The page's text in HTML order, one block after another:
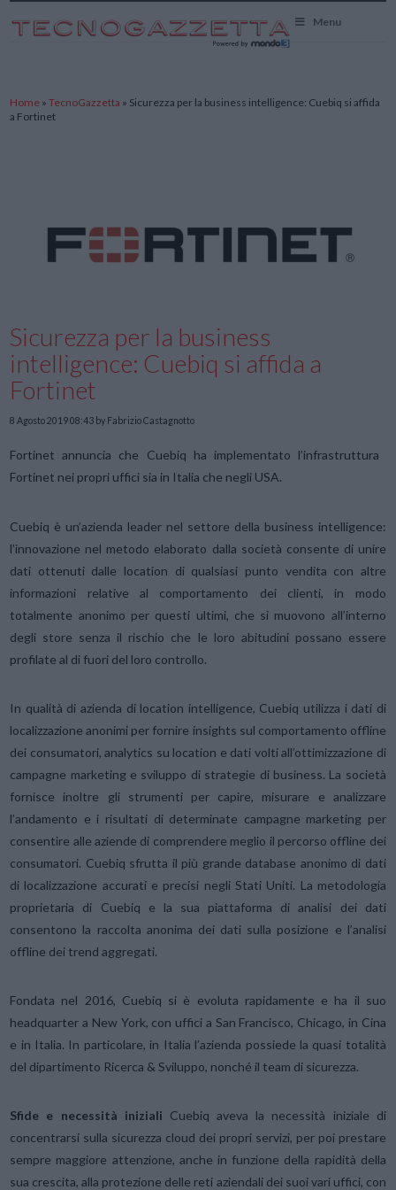
Menu
Home »TecnoGazzetta » Sicurezza per la business intelligence: Cuebiq si affida
a Fortinet
Sicurezza per la business
intelligence: Cuebiq si affida a
Fortinet
8 Agosto 2019 08:43 by Fabrizio Castagnotto
Fortinet annuncia che Cuebiq ha implementato l’infrastruttura
Fortinet nei propri uffici sia in Italia che negli USA.
Cuebiq è un’azienda leader nel settore della business intelligence:
l’innovazione nel metodo elaborato dalla società consente di unire
dati ottenuti dalle location di qualsiasi punto vendita con altre
informazioni relative al comportamento dei clienti, in modo
totalmente anonimo per questi ultimi, che si muovono all’interno
degli store senza il rischio che le loro abitudini possano essere
profilate al di fuori del loro controllo.
In qualità di azienda di location intelligence, Cuebiq utilizza i dati di
localizzazione anonimi per fornire insights sul comportamento offline
dei consumatori, analytics su location e dati volti all’ottimizzazione di
campagne marketing e sviluppo di strategie di business. La società
fornisce inoltre gli strumenti per capire, misurare e analizzare
l’andamento e i risultati di determinate campagne marketing per
consentire alle aziende di comprendere meglio il percorso offline dei
consumatori. Cuebiq sfrutta il più grande database anonimo di dati
di localizzazione accurati e precisi negli Stati Uniti. La metodologia
proprietaria di Cuebiq e la sua piattaforma di analisi dei dati
consentono la raccolta anonima dei dati sulla posizione e l’analisi
offline dei trend aggregati.
Fondata nel 2016, Cuebiq si è evoluta rapidamente e ha il suo
headquarter a New York, con uffici a San Francisco, Chicago, in Cina
e in Italia. In particolare, in Italia l’azienda possiede la quasi totalità
del dipartimento Ricerca & Sviluppo, nonché il team di sicurezza.
Sfide e necessità iniziali Cuebiq aveva la necessità iniziale di
concentrarsi sulla sicurezza cloud dei propri servizi, per poi prestare
sempre maggiore attenzione, anche in funzione della rapidità della
sua crescita, alla protezione delle reti aziendali dei suoi vari uffici, con